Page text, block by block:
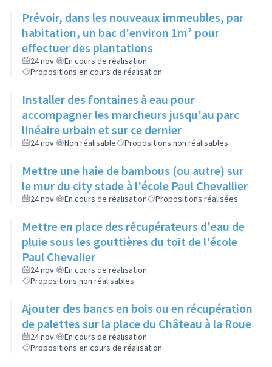
Prévoir, dans les nouveaux immeubles, par
habitation, un bac d'environ 1m² pour
effectuer des plantations
24 nov.
En cours de réalisation
Propositions en cours de réalisation
Installer des fontaines à eau pour
accompagner les marcheurs jusqu'au parc
linéaire urbain et sur ce dernier
24 nov. Non réalisable Propositions non réalisables
Mettre une haie de bambous (ou autre) sur
le mur du city stade à l'école Paul Chevallier
24 nov. En cours de réalisation Propositions réalisées
Mettre en place des récupérateurs d'eau de
pluie sous les gouttières du toit de l'école
Paul Chevalier
24 nov.
En cours de réalisation
Propositions non réalisables
Ajouter des bancs en bois ou en récupération
de palettes sur la place du Château à la Roue
24 nov.
En cours de réalisation
Propositions en cours de réalisation